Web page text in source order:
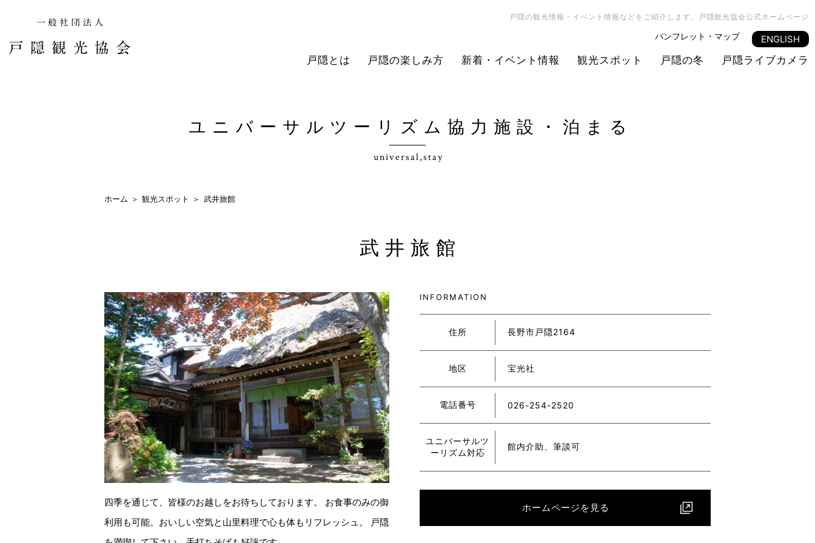
戸隠の観光情報・イベント情報などをご紹介します。戸隠観光協会公式ホームページ
戸隠とは 戸隠の楽しみ方 新着・イベント情報 観光スポット 戸隠の冬 戸隠ライブカメラ
パンフレット・マップ ENGLISH
ユニバーサルツーリズム協力施設・泊まる
universal,stay
ホーム 観光スポット 武井旅館
武井旅館
四季を通じて、皆様のお越しをお待ちしております。 お食事のみの御
利用も可能。おいしい空気と山里料理で心も体もリフレッシュ。 戸隠
INFORMATION
住所 長野市戸隠2164
地区 宝光社
電話番号 026-254-2520
ユニバーサルツ
ーリズム対応
館内介助、筆談可
ホームページを見る